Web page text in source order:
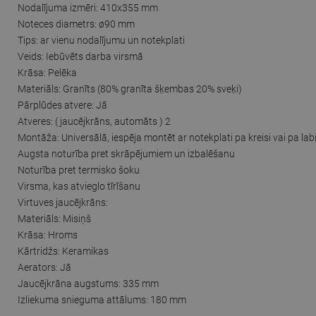
Nodalījuma izmēri: 410x355 mm
Noteces diametrs: ø90 mm
Tips: ar vienu nodalījumu un notekplati
Veids: Iebūvēts darba virsmā
Krāsa: Pelēka
Materiāls: Granīts (80% granīta šķembas 20% sveķi)
Pārplūdes atvere: Jā
Atveres: ( jaucējkrāns, automāts ) 2
Montāža: Universālā, iespēja montēt ar notekplati pa kreisi vai pa labi
Augsta noturība pret skrāpējumiem un izbalēšanu
Noturība pret termisko šoku
Virsma, kas atvieglo tīrīšanu
Virtuves jaucējkrāns:
Materiāls: Misiņš
Krāsa: Hroms
Kārtridžs: Keramikas
Aerators: Jā
Jaucējkrāna augstums: 335 mm
Izliekuma snieguma attālums: 180 mm